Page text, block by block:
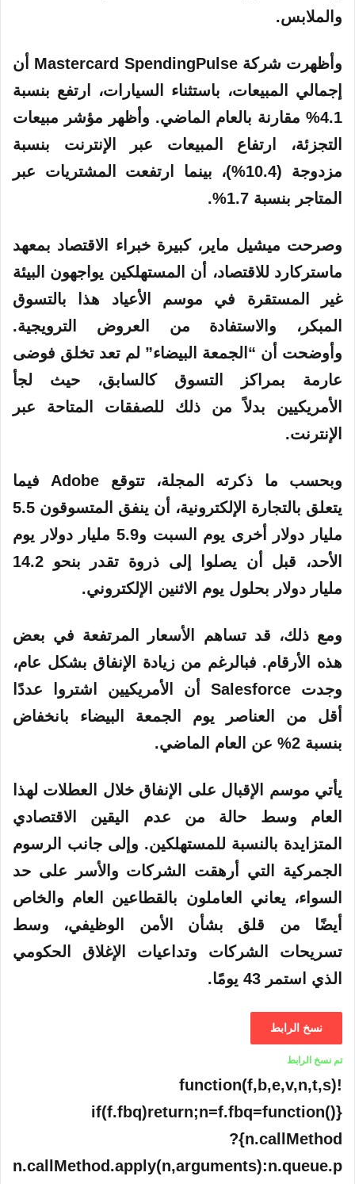
والملابس.
وأظهرت شركة Mastercard SpendingPulse أن
إجمالي المبيعات، باستثناء السيارات، ارتفع بنسبة
4.1% مقارنة بالعام الماضي. وأظهر مؤشر مبيعات
التجزئة، ارتفاع المبيعات عبر الإنترنت بنسبة
مزدوجة (10.4%)، بينما ارتفعت المشتريات عبر
المتاجر بنسبة 1.7%.
وصرحت ميشيل ماير، كبيرة خبراء الاقتصاد بمعهد
ماستركارد للاقتصاد، أن المستهلكين يواجهون البيئة
غير المستقرة في موسم الأعياد هذا بالتسوق
المبكر، والاستفادة من العروض الترويجية.
وأوضحت أن “الجمعة البيضاء” لم تعد تخلق فوضى
عارمة بمراكز التسوق كالسابق، حيث لجأ
الأمريكيين بدلاً من ذلك للصفقات المتاحة عبر
الإنترنت.
وبحسب ما ذكرته المجلة، تتوقع Adobe فيما
يتعلق بالتجارة الإلكترونية، أن ينفق المتسوقون 5.5
مليار دولار أخرى يوم السبت و5.9 مليار دولار يوم
الأحد، قبل أن يصلوا إلى ذروة تقدر بنحو 14.2
مليار دولار بحلول يوم الاثنين الإلكتروني.
ومع ذلك، قد تساهم الأسعار المرتفعة في بعض
هذه الأرقام. فبالرغم من زيادة الإنفاق بشكل عام،
وجدت Salesforce أن الأمريكيين اشتروا عددًا
أقل من العناصر يوم الجمعة البيضاء بانخفاض
بنسبة 2% عن العام الماضي.
يأتي موسم الإقبال على الإنفاق خلال العطلات لهذا
العام وسط حالة من عدم اليقين الاقتصادي
المتزايدة بالنسبة للمستهلكين. وإلى جانب الرسوم
الجمركية التي أرهقت الشركات والأسر على حد
السواء، يعاني العاملون بالقطاعين العام والخاص
أيضًا من قلق بشأن الأمن الوظيفي، وسط
تسريحات الشركات وتداعيات الإغلاق الحكومي
الذي استمر 43 يومًا.
نسخ الرابط
تم نسخ الرابط
!function(f,b,e,v,n,t,s)
{if(f.fbq)return;n=f.fbq=function()
{n.callMethod?
n.callMethod.apply(n,arguments):n.queue.p